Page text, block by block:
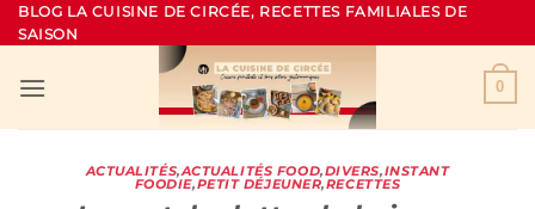
Passer
au
BLOG LA CUISINE DE CIRCÉE, RECETTES FAMILIALES DE
SAISON
0
ACTUALITÉS,ACTUALITÉS FOOD,DIVERS,INSTANT
FOODIE,PETIT DÉJEUNER,RECETTES